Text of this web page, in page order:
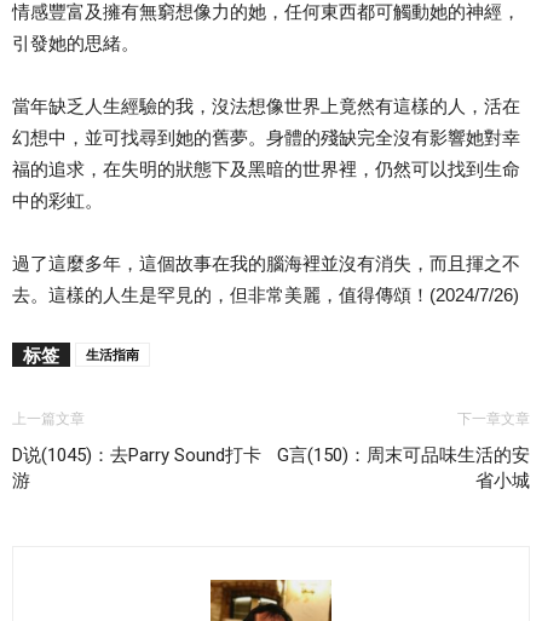
情感豐富及擁有無窮想像力的她，任何東西都可觸動她的神經，
引發她的思緒。
當年缺乏人生經驗的我，沒法想像世界上竟然有這樣的人，活在
幻想中，並可找尋到她的舊夢。身體的殘缺完全沒有影響她對幸
福的追求，在失明的狀態下及黑暗的世界裡，仍然可以找到生命
中的彩虹。
過了這麼多年，這個故事在我的腦海裡並沒有消失，而且揮之不
去。這樣的人生是罕見的，但非常美麗，值得傳頌！(2024/7/26)
标签 生活指南
上一篇文章
D说(1045)：去Parry Sound打卡
游
下一章文章
G言(150)：周末可品味生活的安
省小城